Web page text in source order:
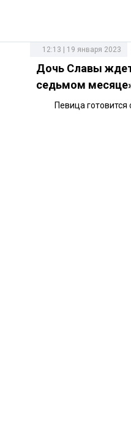
12:13 | 19 января 2023
Дочь Славы ждет
седьмом
Певица готовится